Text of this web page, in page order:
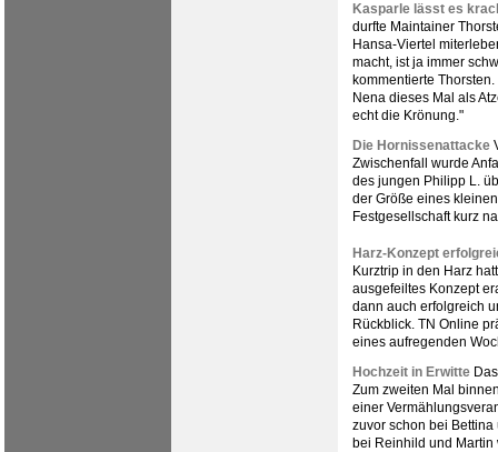
Kasparle lässt es
durfte Maintainer
Hansa-Viertel
macht, ist ja immer
kommentierte
Nena dieses Mal als
echt die Krönung."
Die Hornissenattacke
Zwischenfall wurde
des jungen Philipp L.
der Größe eines
Festgesellschaft kurz
Harz-Konzept
Kurztrip in den Harz
ausgefeiltes Konzept
dann auch erfolgreich
Rückblick. TN Online
eines aufregenden
Hochzeit in Erwitte
Zum zweiten Mal
einer
zuvor schon bei
bei Reinhild und